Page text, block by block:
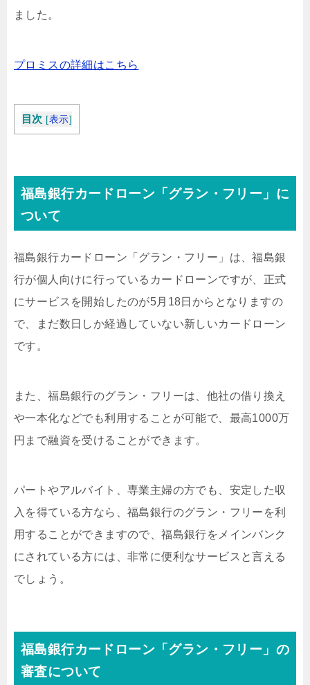
ました。
プロミスの詳細はこちら
目次 [表示]
福島銀行カードローン「グラン・フリー」に
ついて
福島銀行カードローン「グラン・フリー」は、福島銀
行が個人向けに行っているカードローンですが、正式
にサービスを開始したのが5月18日からとなりますの
で、まだ数日しか経過していない新しいカードローン
です。
また、福島銀行のグラン・フリーは、他社の借り換え
や一本化などでも利用することが可能で、最高1000万
円まで融資を受けることができます。
パートやアルバイト、専業主婦の方でも、安定した収
入を得ている方なら、福島銀行のグラン・フリーを利
用することができますので、福島銀行をメインバンク
にされている方には、非常に便利なサービスと言える
でしょう。
福島銀行カードローン「グラン・フリー」の
審査について